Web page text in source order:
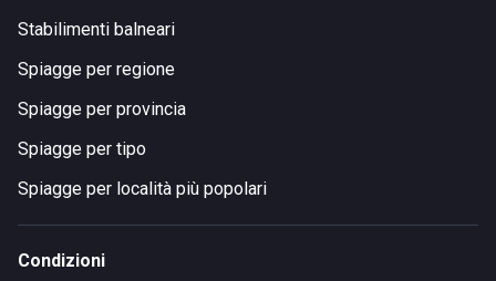
Stabilimenti balneari
Spiagge per regione
Spiagge per provincia
Spiagge per tipo
Spiagge per località più popolari
Condizioni